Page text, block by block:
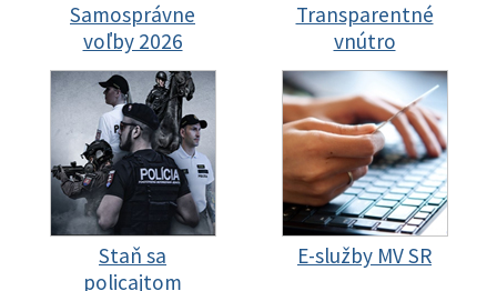
Samosprávne
voľby 2026
Transparentné
vnútro
Staň sa
policajtom
E-služby MV SR